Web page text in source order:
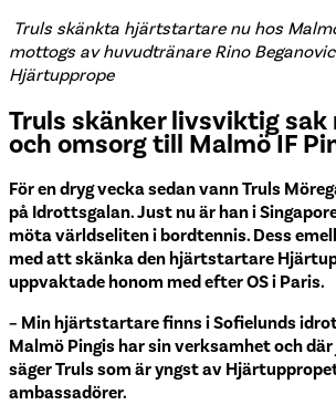
Truls skänkta hjärtstartare nu hos
mottogs av huvudtränare Rino
Hjärtupprope
Truls skänker livsviktig sak
och omsorg till Malmö IF
För en dryg vecka sedan vann Truls
på Idrottsgalan. Just nu är han i
möta världseliten i bordtennis. Dess
med att skänka den hjärtstartare
uppvaktade honom med efter OS i Paris.
– Min hjärtstartare finns i Sofielunds
Malmö Pingis har sin verksamhet och
säger Truls som är yngst av
ambassadörer.